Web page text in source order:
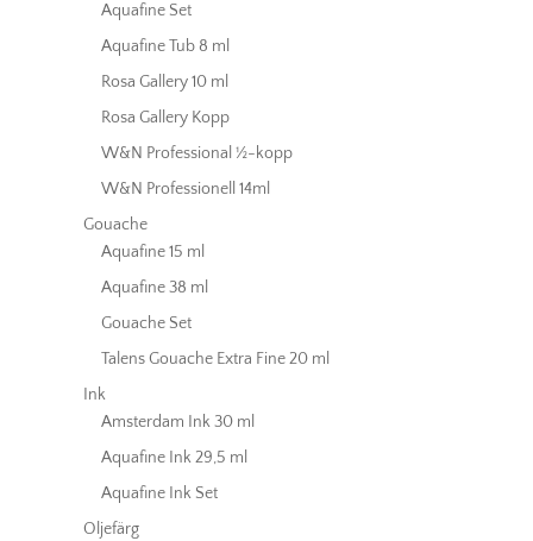
Aquafine Set
Aquafine Tub 8 ml
Rosa Gallery 10 ml
Rosa Gallery Kopp
W&N Professional ½-kopp
W&N Professionell 14ml
Gouache
Aquafine 15 ml
Aquafine 38 ml
Gouache Set
Talens Gouache Extra Fine 20 ml
Ink
Amsterdam Ink 30 ml
Aquafine Ink 29,5 ml
Aquafine Ink Set
Oljefärg